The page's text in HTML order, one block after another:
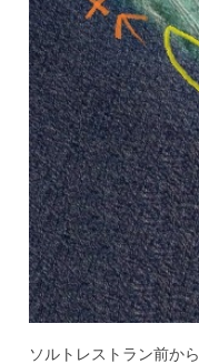
ソルトレストラン前か